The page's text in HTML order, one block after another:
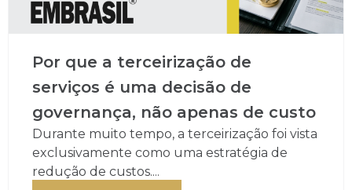
Por que a terceirização de
serviços é uma decisão de
governança, não apenas de custo
Durante muito tempo, a terceirização foi vista
exclusivamente como uma estratégia de
redução de custos....